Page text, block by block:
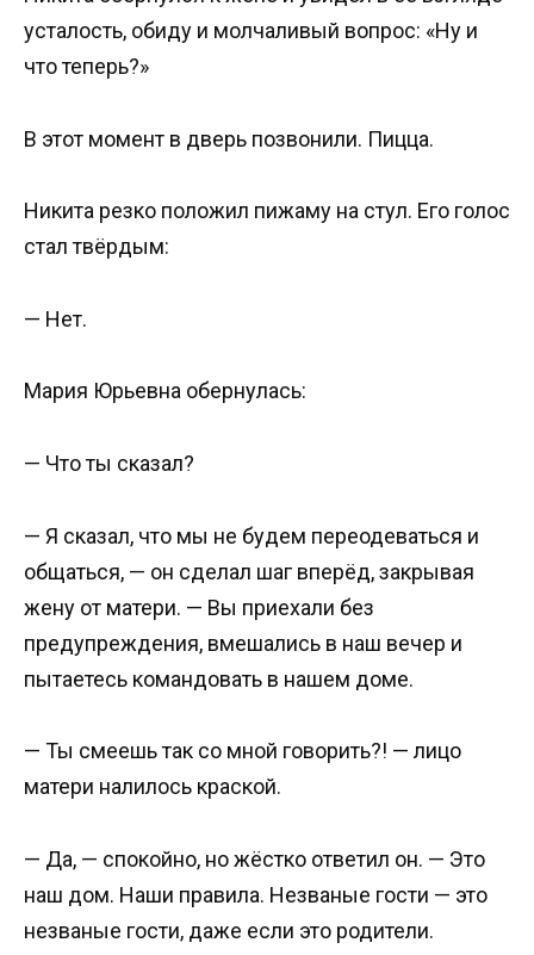
усталость, обиду и молчаливый вопрос: «Ну и
что теперь?»
В этот момент в дверь позвонили. Пицца.
Никита резко положил пижаму на стул. Его голос
стал твёрдым:
— Нет.
Мария Юрьевна обернулась:
— Что ты сказал?
— Я сказал, что мы не будем переодеваться и
общаться, — он сделал шаг вперёд, закрывая
жену от матери. — Вы приехали без
предупреждения, вмешались в наш вечер и
пытаетесь командовать в нашем доме.
— Ты смеешь так со мной говорить?! — лицо
матери налилось краской.
— Да, — спокойно, но жёстко ответил он. — Это
наш дом. Наши правила. Незваные гости — это
незваные гости, даже если это родители.